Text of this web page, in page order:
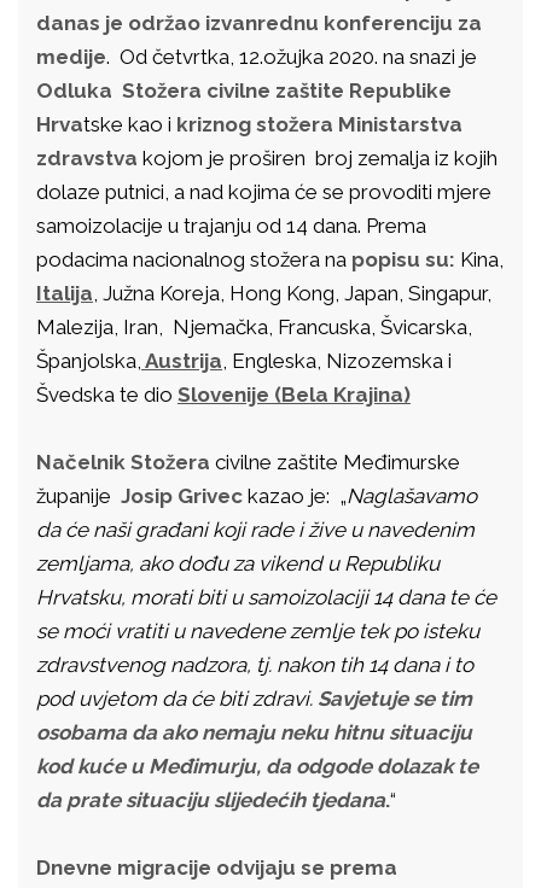
danas je održao izvanrednu konferenciju za
medije. Od četvrtka, 12.ožujka 2020. na snazi je
Odluka Stožera civilne zaštite Republike
Hrvatske kao i kriznog stožera Ministarstva
zdravstva kojom je proširen broj zemalja iz kojih
dolaze putnici, a nad kojima će se provoditi mjere
samoizolacije u trajanju od 14 dana. Prema
podacima nacionalnog stožera na popisu su: Kina,
Italija, Južna Koreja, Hong Kong, Japan, Singapur,
Malezija, Iran, Njemačka, Francuska, Švicarska,
Španjolska, Austrija, Engleska, Nizozemska i
Švedska te dio Slovenije (Bela Krajina)
Načelnik Stožera civilne zaštite Međimurske
županije Josip Grivec kazao je: „Naglašavamo
da će naši građani koji rade i žive u navedenim
zemljama, ako dođu za vikend u Republiku
Hrvatsku, morati biti u samoizolaciji 14 dana te će
se moći vratiti u navedene zemlje tek po isteku
zdravstvenog nadzora, tj. nakon tih 14 dana i to
pod uvjetom da će biti zdravi. Savjetuje se tim
osobama da ako nemaju neku hitnu situaciju
kod kuće u Međimurju, da odgode dolazak te
da prate situaciju slijedećih tjedana.“
Dnevne migracije odvijaju se prema